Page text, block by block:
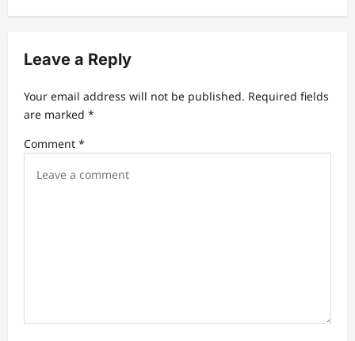
a
i
a
i
Leave a Reply
Your email address will not be published. Required fields
are marked *
Comment *